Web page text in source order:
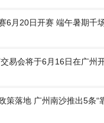
6月20日开赛 端午暑期千
易会将于6月16日在广州
策落地 广州南沙推出5条“